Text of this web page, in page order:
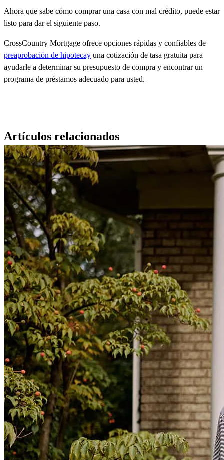
Ahora que sabe cómo comprar una casa con mal crédito, puede estar
listo para dar el siguiente paso.
CrossCountry Mortgage ofrece opciones rápidas y confiables de
preaprobación de hipotecay una cotización de tasa gratuita para
ayudarle a determinar su presupuesto de compra y encontrar un
programa de préstamos adecuado para usted.
Artículos relacionados